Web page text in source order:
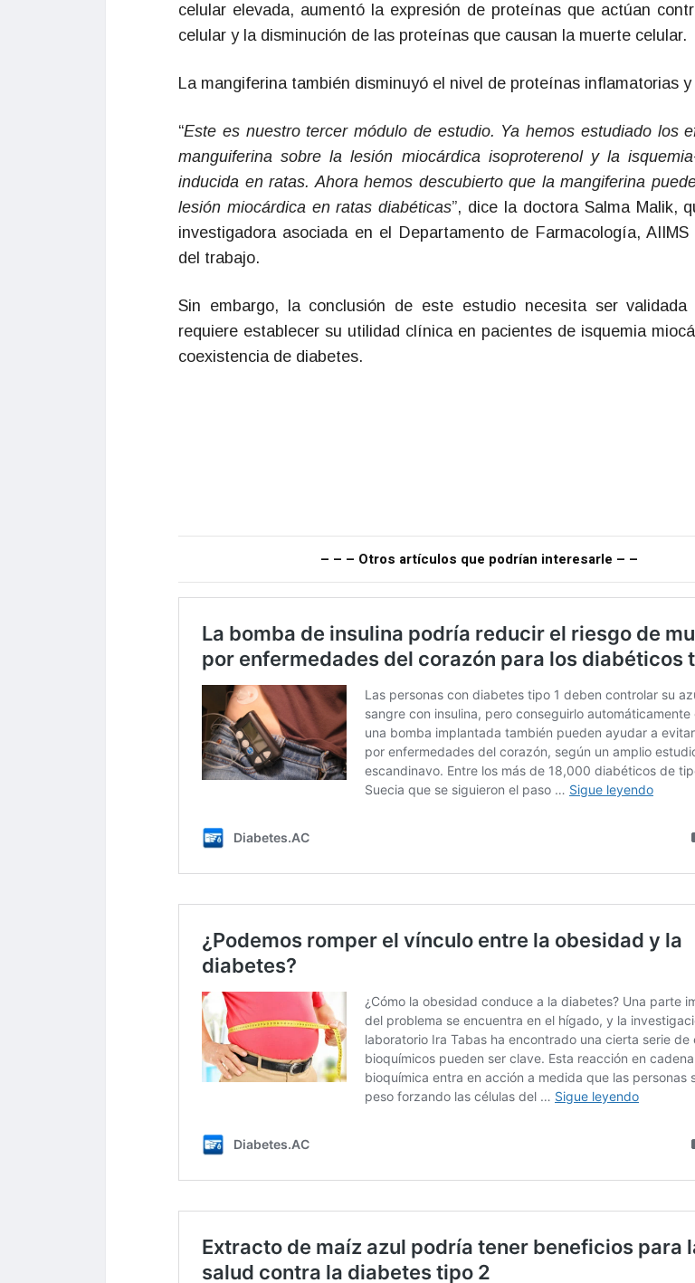
celular elevada, aumentó la expresión de proteínas que actúan
celular y la disminución de las proteínas que causan la muerte celular.
La mangiferina también disminuyó el nivel de proteínas inflamatorias
“Este es nuestro tercer módulo de estudio. Ya hemos estudiado los
manguiferina sobre la lesión miocárdica isoproterenol y la
inducida en ratas. Ahora hemos descubierto que la mangiferina
lesión miocárdica en ratas diabéticas”, dice la doctora Salma Malik,
investigadora asociada en el Departamento de Farmacología,
del trabajo.
Sin embargo, la conclusión de este estudio necesita ser validada
requiere establecer su utilidad clínica en pacientes de isquemia
coexistencia de diabetes.
– – – Otros artículos que podrían interesarle – –